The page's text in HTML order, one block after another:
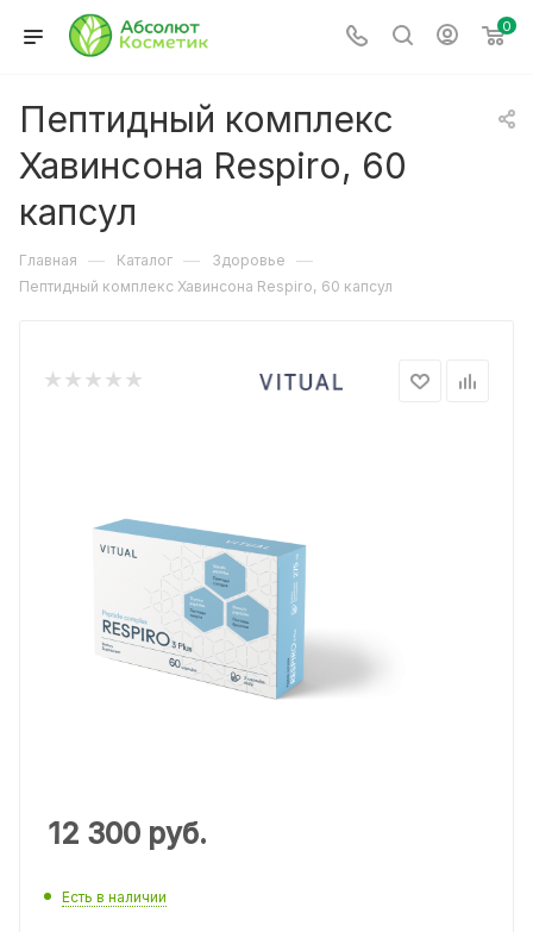
0
Пептидный комплекс
Хавинсона Respiro, 60
капсул
Главная — Каталог — Здоровье —
Пептидный комплекс Хавинсона Respiro, 60 капсул
12 300 руб.
Есть в наличии